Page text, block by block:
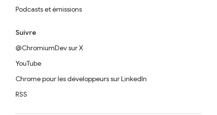
Podcasts et émissions
Suivre
@ChromiumDev sur X
YouTube
Chrome pour les développeurs sur LinkedIn
RSS